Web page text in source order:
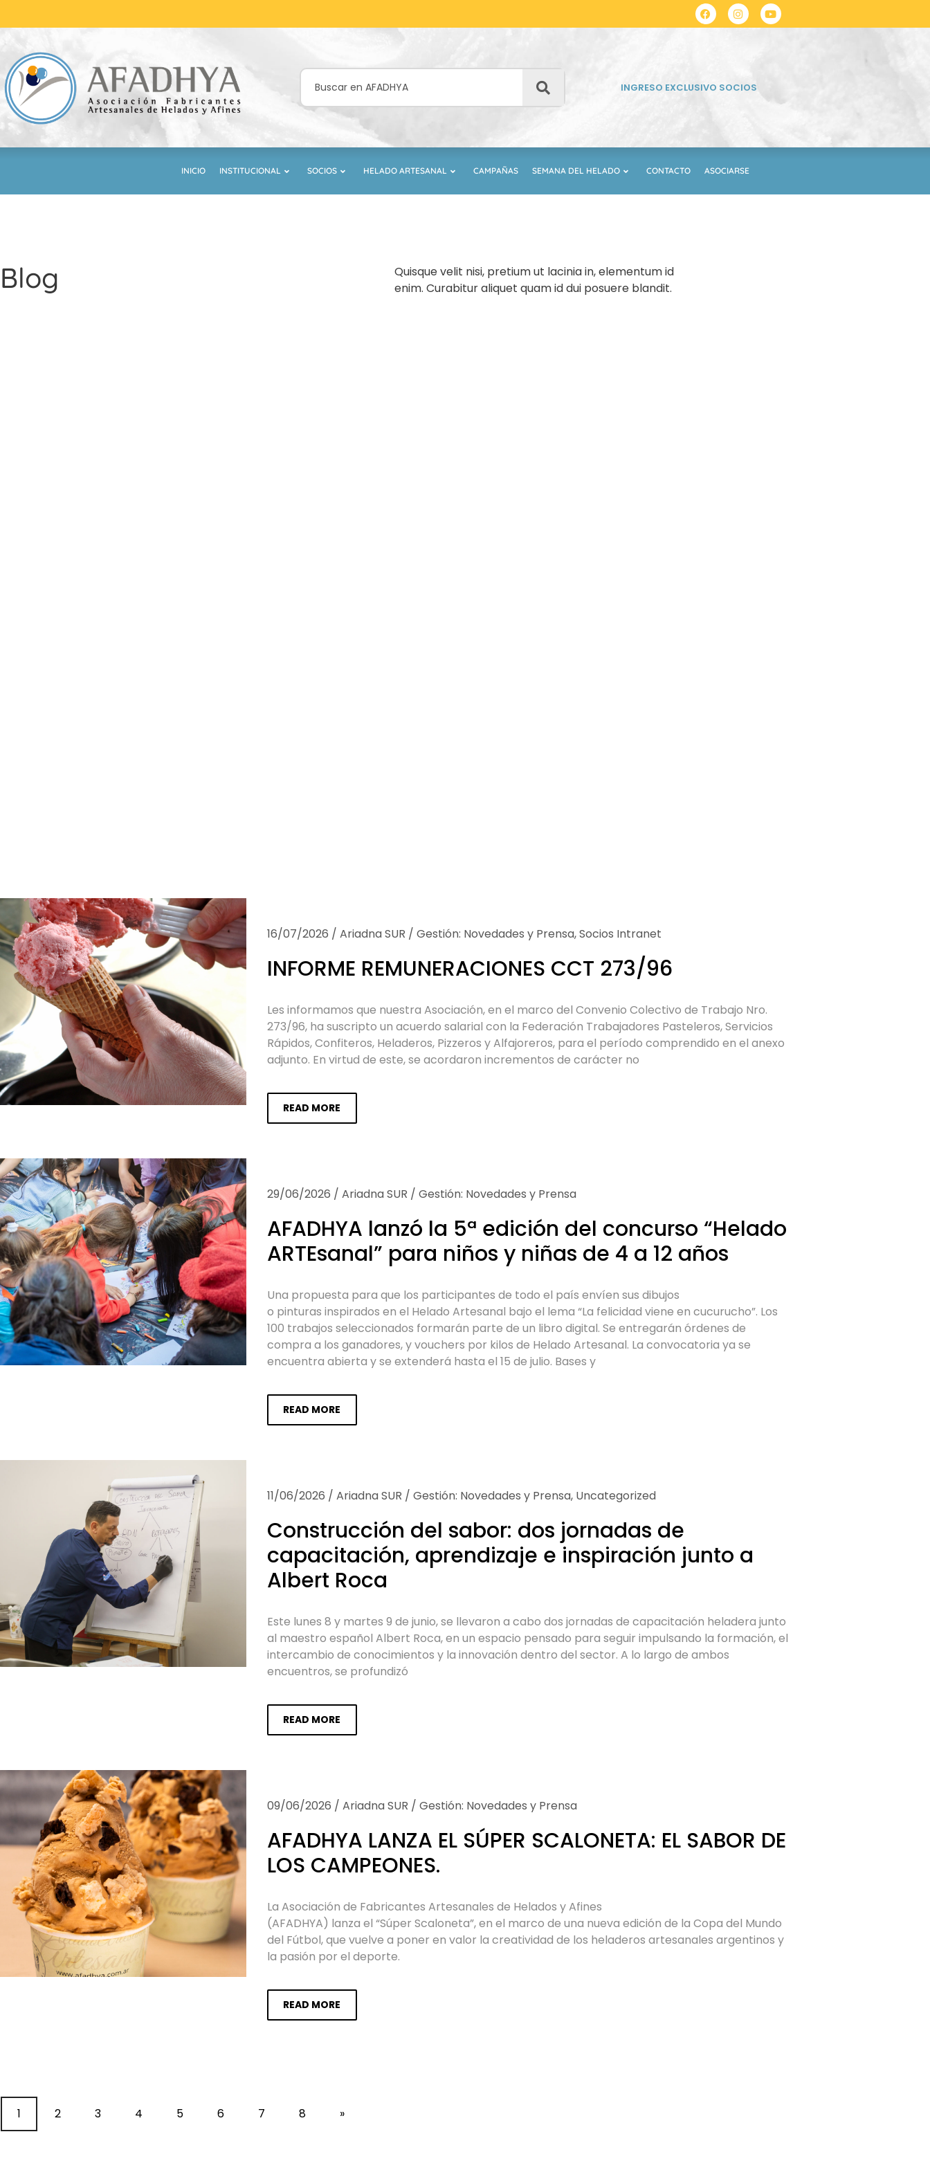
INGRESO EXCLUSIVO SOCIOS
INICIO INSTITUCIONAL SOCIOS HELADO ARTESANAL CAMPAÑAS SEMANA DEL HELADO CONTACTO ASOCIARSE
Blog
Quisque velit nisi, pretium ut lacinia in, elementum id
enim. Curabitur aliquet quam id dui posuere blandit.
16/07/2026 / Ariadna SUR / Gestión: Novedades y Prensa,Socios Intranet
INFORME REMUNERACIONES CCT 273/96
Les informamos que nuestra Asociación, en el marco del Convenio Colectivo de Trabajo Nro.
273/96, ha suscripto un acuerdo salarial con la Federación Trabajadores Pasteleros, Servicios
Rápidos, Confiteros, Heladeros, Pizzeros y Alfajoreros, para el período comprendido en el anexo
adjunto. En virtud de este, se acordaron incrementos de carácter no
READ MORE
29/06/2026 / Ariadna SUR / Gestión: Novedades y Prensa
AFADHYA lanzó la 5ª edición del concurso “Helado
ARTEsanal” para niños y niñas de 4 a 12 años
Una propuesta para que los participantes de todo el país envíen sus dibujos
o pinturas inspirados en el Helado Artesanal bajo el lema “La felicidad viene en cucurucho”. Los
100 trabajos seleccionados formarán parte de un libro digital. Se entregarán órdenes de
compra a los ganadores, y vouchers por kilos de Helado Artesanal. La convocatoria ya se
encuentra abierta y se extenderá hasta el 15 de julio. Bases y
READ MORE
11/06/2026 / Ariadna SUR / Gestión: Novedades y Prensa, Uncategorized
Construcción del sabor: dos jornadas de
capacitación, aprendizaje e inspiración junto a
Albert Roca
Este lunes 8 y martes 9 de junio, se llevaron a cabo dos jornadas de capacitación heladera junto
al maestro español Albert Roca, en un espacio pensado para seguir impulsando la formación, el
intercambio de conocimientos y la innovación dentro del sector. A lo largo de ambos
encuentros, se profundizó
READ MORE
09/06/2026 / Ariadna SUR / Gestión: Novedades y Prensa
AFADHYA LANZA EL SÚPER SCALONETA: EL SABOR DE
LOS CAMPEONES.
La Asociación de Fabricantes Artesanales de Helados y Afines
(AFADHYA) lanza el “Súper Scaloneta”, en el marco de una nueva edición de la Copa del Mundo
del Fútbol, que vuelve a poner en valor la creatividad de los heladeros artesanales argentinos y
la pasión por el deporte.
READ MORE
1 2 3 4 5 6 7 8
»